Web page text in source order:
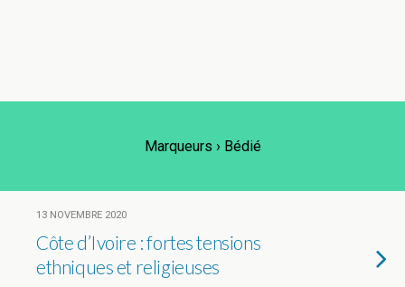
Marqueurs › Bédié
13 NOVEMBRE 2020
Côte d’Ivoire : fortes tensions
ethniques et religieuses